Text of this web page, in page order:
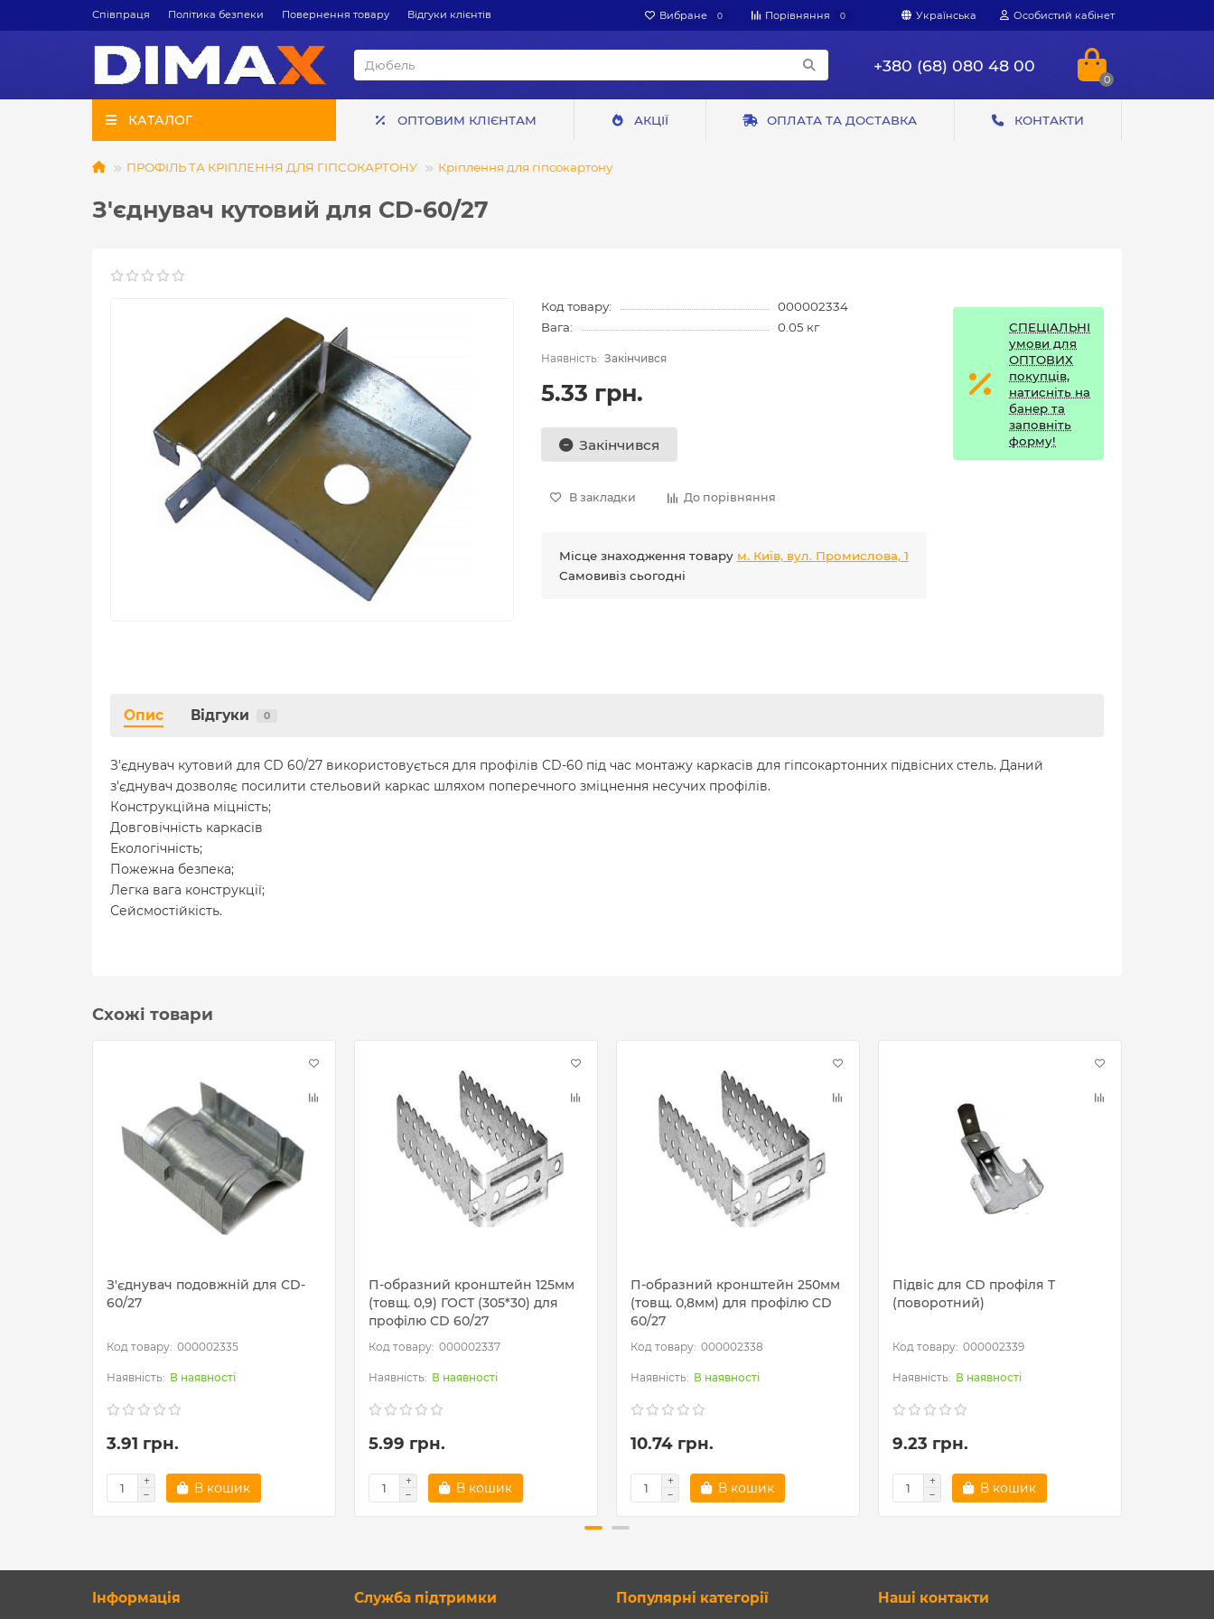
Співпраця Політика безпеки Повернення товару Відгуки клієнтів Вибране 0 Порівняння 0 Українська Особистий кабінет
+380 (68) 080 48 00
0
КАТАЛОГ ОПТОВИМ КЛІЄНТАМ АКЦІЇ ОПЛАТА ТА ДОСТАВКА КОНТАКТИ
ПРОФІЛЬ ТА КРІПЛЕННЯ ДЛЯ ГІПСОКАРТОНУ Кріплення для гіпсокартону
З'єднувач кутовий для СD-60/27
Код товару:
000002334
Вага:
0.05 кг
Закінчився
5.33 грн.
Закінчився
В закладки До порівняння
Місце знаходження товару м. Київ, вул. Промислова, 1
Самовивіз сьогодні
СПЕЦІАЛЬНІ
умови для
ОПТОВИХ
покупців,
натисніть на
банер та
заповніть
форму!
Опис Відгуки 0
З'єднувач кутовий для CD 60/27 використовується для профілів CD-60 під час монтажу каркасів для гіпсокартонних підвісних стель. Даний
з'єднувач дозволяє посилити стельовий каркас шляхом поперечного зміцнення несучих профілів.
Конструкційна міцність;
Довговічність каркасів
Екологічність;
Пожежна безпека;
Легка вага конструкції;
Сейсмостійкість.
Схожі товари
З'єднувач подовжній для СD-
60/27
000002335
В наявності
3.91 грн.
В кошик
П-образний кронштейн 125мм
(товщ. 0,9) ГОСТ (305*30) для
профілю CD 60/27
000002337
В наявності
5.99 грн.
В кошик
П-образний кронштейн 250мм
(товщ. 0,8мм) для профілю CD
60/27
000002338
В наявності
10.74 грн.
В кошик
Підвіс для СD профіля Т
(поворотний)
000002339
В наявності
9.23 грн.
В кошик
Інформація Служба підтримки Популярні категорії Наші контакти